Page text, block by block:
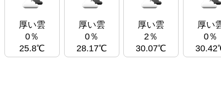
厚い雲
0％
25.8℃
厚い雲
0％
28.17℃
厚い雲
2％
30.07℃
厚い
0％